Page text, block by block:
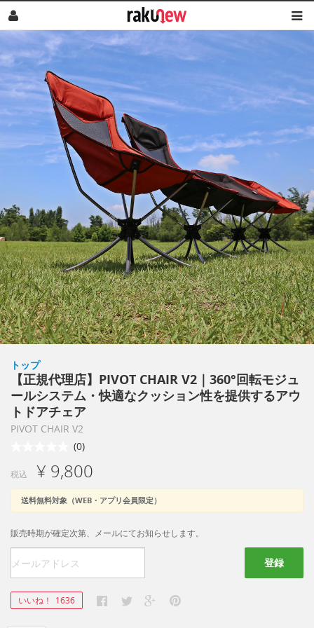
トップ
【正規代理店】PIVOT CHAIR V2｜360°回転モジュ
ールシステム・快適なクッション性を提供するアウ
トドアチェア
PIVOT CHAIR V2
(0)
税込 ¥ 9,800
送料無料対象（WEB・アプリ会員限定）
販売時期が確定次第、メールにてお知らせします。
登録
いいね！ 1636